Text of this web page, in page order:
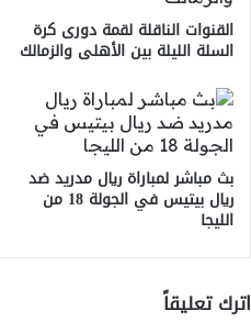
القنوات الناقلة لقمة دورى كرة
السلة الليلة بين الأهلى والزمالك
بث مباشر لمباراة ريال مدريد ضد
ريال بيتيس في الجولة 18 من
الليجا
اترك تعليقاً